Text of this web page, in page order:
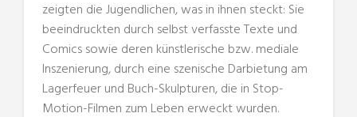
zeigten die Jugendlichen, was in ihnen steckt: Sie
beeindruckten durch selbst verfasste Texte und
Comics sowie deren künstlerische bzw. mediale
Inszenierung, durch eine szenische Darbietung am
Lagerfeuer und Buch-Skulpturen, die in Stop-
Motion-Filmen zum Leben erweckt wurden.